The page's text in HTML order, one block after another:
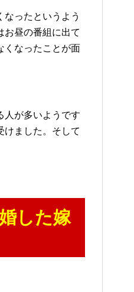
ったというよう
お昼の番組に出て
くなったことが面
人が多いようです
けました。そして
した嫁